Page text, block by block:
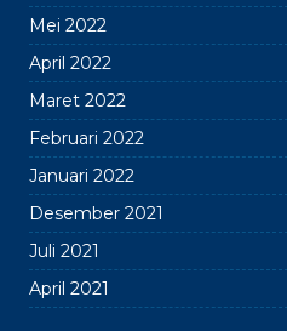
Mei 2022
April 2022
Maret 2022
Februari 2022
Januari 2022
Desember 2021
Juli 2021
April 2021